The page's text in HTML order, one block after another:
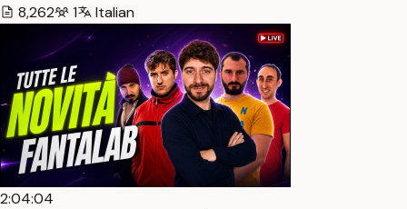
8,262
1 Italian
2:04:04